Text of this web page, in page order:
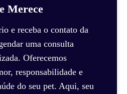
Merece
e receba o contato da
uma consulta
Oferecemos
responsabilidade e
do seu pet. Aqui, seu